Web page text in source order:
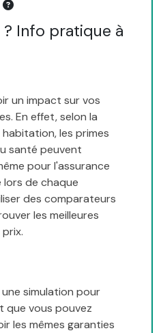
Info pratique à
un impact sur vos
En effet, selon la
les primes
santé peuvent
pour l'assurance
de chaque
des comparateurs
les meilleures
simulation pour
que vous pouvez
les mêmes garanties